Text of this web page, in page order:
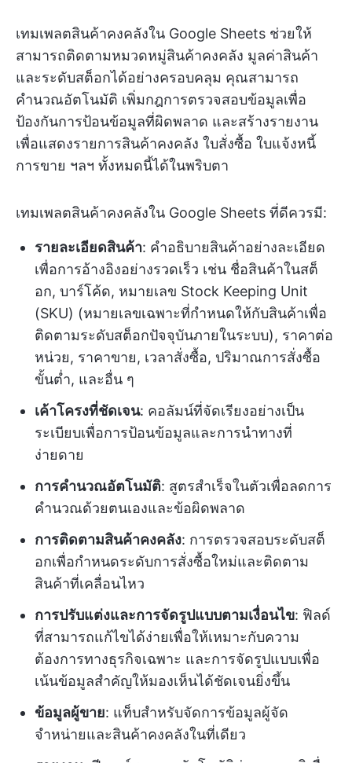
เทมเพลตสินค้าคงคลังใน Google Sheets ช่วยให้
สามารถติดตามหมวดหมู่สินค้าคงคลัง มูลค่าสินค้า
และระดับสต็อกได้อย่างครอบคลุม คุณสามารถ
คำนวณอัตโนมัติ เพิ่มกฎการตรวจสอบข้อมูลเพื่อ
ป้องกันการป้อนข้อมูลที่ผิดพลาด และสร้างรายงาน
เพื่อแสดงรายการสินค้าคงคลัง ใบสั่งซื้อ ใบแจ้งหนี้
การขาย ฯลฯ ทั้งหมดนี้ได้ในพริบตา
เทมเพลตสินค้าคงคลังใน Google Sheets ที่ดีควรมี:
รายละเอียดสินค้า: คำอธิบายสินค้าอย่างละเอียด
เพื่อการอ้างอิงอย่างรวดเร็ว เช่น ชื่อสินค้าในสต็
อก, บาร์โค้ด, หมายเลข Stock Keeping Unit
(SKU) (หมายเลขเฉพาะที่กำหนดให้กับสินค้าเพื่อ
ติดตามระดับสต็อกปัจจุบันภายในระบบ), ราคาต่อ
หน่วย, ราคาขาย, เวลาสั่งซื้อ, ปริมาณการสั่งซื้อ
ขั้นต่ำ, และอื่น ๆ
เค้าโครงที่ชัดเจน: คอลัมน์ที่จัดเรียงอย่างเป็น
ระเบียบเพื่อการป้อนข้อมูลและการนำทางที่
ง่ายดาย
การคำนวณอัตโนมัติ: สูตรสำเร็จในตัวเพื่อลดการ
คำนวณด้วยตนเองและข้อผิดพลาด
การติดตามสินค้าคงคลัง: การตรวจสอบระดับสต็
อกเพื่อกำหนดระดับการสั่งซื้อใหม่และติดตาม
สินค้าที่เคลื่อนไหว
การปรับแต่งและการจัดรูปแบบตามเงื่อนไข: ฟิลด์
ที่สามารถแก้ไขได้ง่ายเพื่อให้เหมาะกับความ
ต้องการทางธุรกิจเฉพาะ และการจัดรูปแบบเพื่อ
เน้นข้อมูลสำคัญให้มองเห็นได้ชัดเจนยิ่งขึ้น
ข้อมูลผู้ขาย: แท็บสำหรับจัดการข้อมูลผู้จัด
จำหน่ายและสินค้าคงคลังในที่เดียว